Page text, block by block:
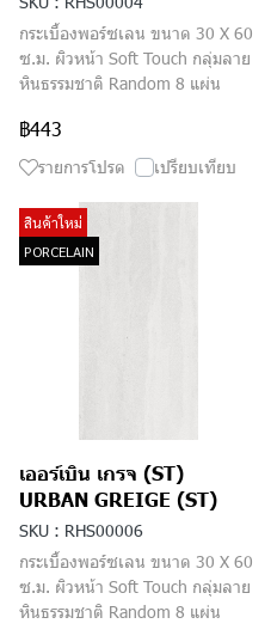
กระเบื้องพอร์ซเลน ขนาด 30 X 60
ซ.ม. ผิวหน้า Soft Touch กลุ่มลาย
หินธรรมชาติ Random 8 แผ่น
฿443
รายการโปรด เปรียบเทียบ
สินค้าใหม่
PORCELAIN
เออร์เบิน เกรจ (ST)
URBAN GREIGE (ST)
SKU : RHS00006
กระเบื้องพอร์ซเลน ขนาด 30 X 60
ซ.ม. ผิวหน้า Soft Touch กลุ่มลาย
หินธรรมชาติ Random 8 แผ่น